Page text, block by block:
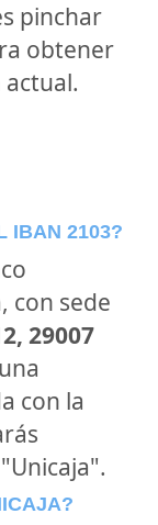
pinchar
obtener
IBAN 2103?
, con sede
29007
con la